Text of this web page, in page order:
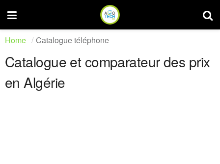
Home Catalogue téléphone
Catalogue et comparateur des prix
en Algérie